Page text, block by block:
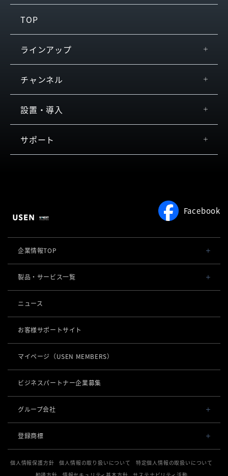
TOP
ラインアップ
by JOYSOUND
USEN MUSIC
USEN MUSIC PRX／Enterprise
チャンネル
店内放送
設置・導入
サポート
サービスをご利用中の方
Facebook
企業情報TOP
会社概要・役員一覧
社長メッセージ
事業所一覧
店舗DX
サスティナビリティ
採用情報
製品・サービス一覧
POSレジ 他
USENセルフレジ
USENレジTAB STORE
勤怠管理「USEN スタッフシフト」
オーダーシステム
USEN ハンディ
USEN Mobile Order
USEN Tablet Order
USEN Order & Pay
キャッシュレス決済
USEN PAY
USEN PAY
USEN PAY ENTRY
USEN PAY QR
ロボティクス
KettyBot Pro（配膳）
BellaBot Pro（配膳）
USEN SMART RESERVE
ヒトサラ
SAVOR JAPAN
USEN MUSIC Entertainment
通信
USEN AIR UNLIMITED
導入事例
ニュース
お客様サポートサイト
マイページ （USEN MEMBERS）
ビジネスパートナー企業募集
グループ会社
USEN & U-NEXT GROUP
株式会社 U-NEXT HOLDINGS
登録商標
登録第７０２６８８０号
個人情報保護方針 個人情報の取り扱いについて
特定個人情報の取扱いについて